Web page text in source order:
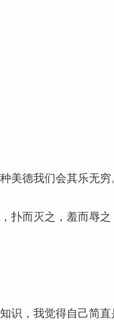
种美德我们会其乐无
扑而灭之，羞而辱
识，我觉得自己简